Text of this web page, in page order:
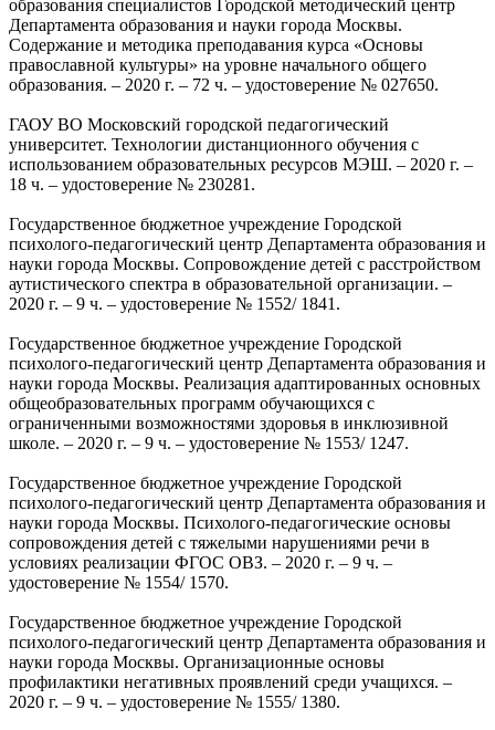
образования специалистов Городской методический центр
Департамента образования и науки города Москвы.
Содержание и методика преподавания курса «Основы
православной культуры» на уровне начального общего
образования. – 2020 г. – 72 ч. – удостоверение № 027650.
ГАОУ ВО Московский городской педагогический
университет. Технологии дистанционного обучения с
использованием образовательных ресурсов МЭШ. – 2020 г. –
18 ч. – удостоверение № 230281.
Государственное бюджетное учреждение Городской
психолого-педагогический центр Департамента образования и
науки города Москвы. Сопровождение детей с расстройством
аутистического спектра в образовательной организации. –
2020 г. – 9 ч. – удостоверение № 1552/ 1841.
Государственное бюджетное учреждение Городской
психолого-педагогический центр Департамента образования и
науки города Москвы. Реализация адаптированных основных
общеобразовательных программ обучающихся с
ограниченными возможностями здоровья в инклюзивной
школе. – 2020 г. – 9 ч. – удостоверение № 1553/ 1247.
Государственное бюджетное учреждение Городской
психолого-педагогический центр Департамента образования и
науки города Москвы. Психолого-педагогические основы
сопровождения детей с тяжелыми нарушениями речи в
условиях реализации ФГОС ОВЗ. – 2020 г. – 9 ч. –
удостоверение № 1554/ 1570.
Государственное бюджетное учреждение Городской
психолого-педагогический центр Департамента образования и
науки города Москвы. Организационные основы
профилактики негативных проявлений среди учащихся. –
2020 г. – 9 ч. – удостоверение № 1555/ 1380.